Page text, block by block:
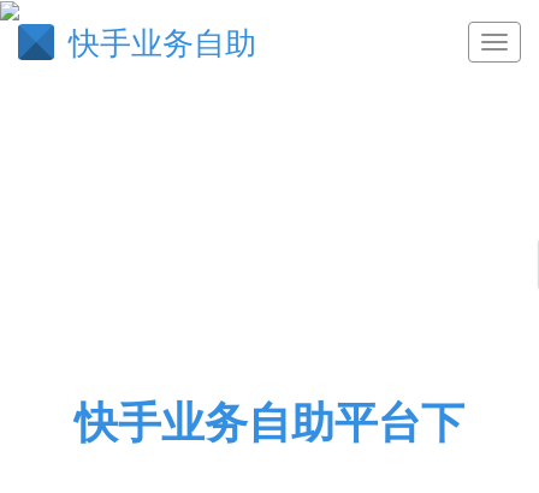
快手业务自助
快手业务自助平台下